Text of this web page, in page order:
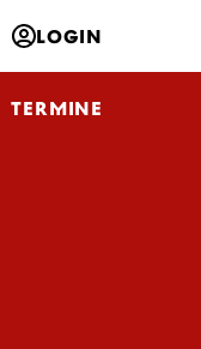
LOGIN
TERMINE